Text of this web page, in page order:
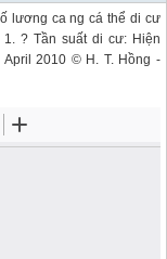
lương ca ng cá thể di cư
? Tần suất di cư: Hiện
2010 © H. T. Hồng -